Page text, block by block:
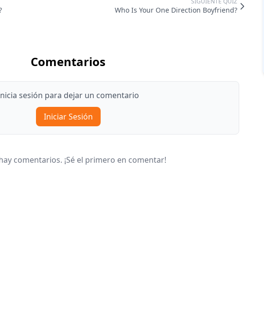
Who Is Your One Direction Boyfriend?
Comentarios
sesión para dejar un comentario
Iniciar Sesión
comentarios. ¡Sé el primero en comentar!